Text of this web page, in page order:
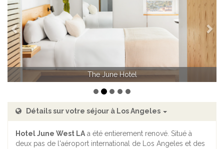
The June Hotel
The June Hotel
Précédent
Détails sur votre séjour à Los Angeles
Hotel June West LAa été entierement renové. Situé à
deux pas de l'aéroport international de Los Angeles et des